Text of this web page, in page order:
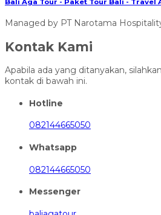
Bali Aga Tour - Paket Tour Bali - Travel
Managed by PT Narotama
Kontak Kami
Apabila ada yang ditanyakan,
kontak di bawah ini.
Hotline
082144665050
Whatsapp
082144665050
Messenger